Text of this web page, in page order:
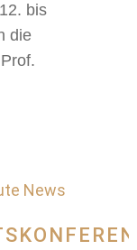
bis
die
News